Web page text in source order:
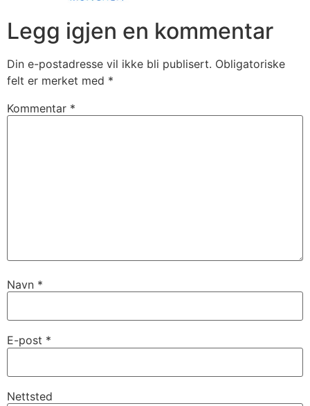
Legg igjen en kommentar
Din e-postadresse vil ikke bli publisert. Obligatoriske
felt er merket med *
Kommentar *
Navn *
E-post *
Nettsted